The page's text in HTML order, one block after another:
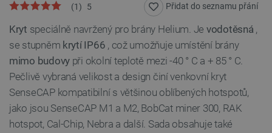
5
(1) Přidat do seznamu přání
Kryt speciálně navržený pro brány Helium. Je vodotěsná ,
se stupněm krytí IP66 , což umožňuje umístění brány
mimo budovy při okolní teplotě mezi -40 ° C a + 85 ° C.
Pečlivě vybraná velikost a design činí venkovní kryt
SenseCAP kompatibilní s většinou oblíbených hotspotů,
jako jsou SenseCAP M1 a M2, BobCat miner 300, RAK
hotspot, Cal-Chip, Nebra a další. Sada obsahuje také